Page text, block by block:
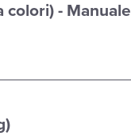
colori) - Manuale